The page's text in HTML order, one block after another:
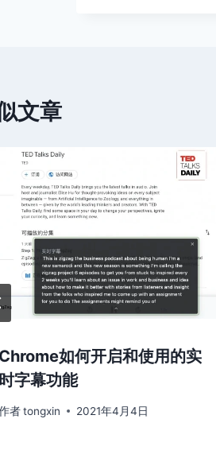
文章
Chrome如何开启和使用的实
时字幕功能
者tongxin 2021年4月4日